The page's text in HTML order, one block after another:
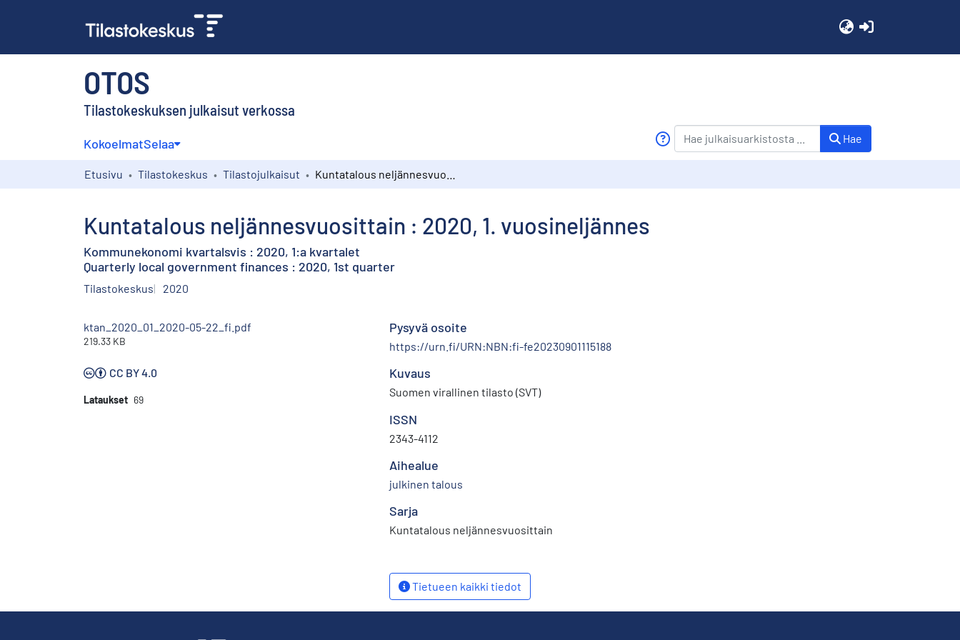
OTOS
Tilastokeskuksen julkaisut verkossa
KokoelmatSelaa Hae
Etusivu Tilastokeskus Tilastojulkaisut
Kuntatalous neljännesvuosittain : 2020, 1. vuosineljännes
Kommunekonomi kvartalsvis : 2020, 1:a kvartalet
Quarterly local government finances : 2020, 1st quarter
Tilastokeskus 2020
ktan_2020_01_2020-05-22_fi.pdf
219.33 KB
CC BY 4.0
Lataukset 69
Pysyvä osoite
https://urn.fi/URN:NBN:fi-fe20230901115188
Kuvaus
Suomen virallinen tilasto (SVT)
ISSN
2343-4112
Aihealue
julkinen talous
Sarja
Kuntatalous neljännesvuosittain
Tietueen kaikki tiedot